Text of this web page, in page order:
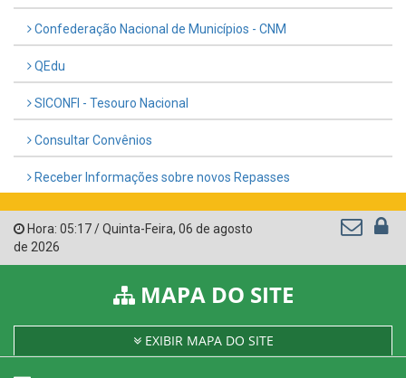
Confederação Nacional de Municípios - CNM
QEdu
SICONFI - Tesouro Nacional
Consultar Convênios
Receber Informações sobre novos Repasses
Hora: 05:17 /Quinta-Feira 06 de agosto
de 2026
MAPA DO SITE
EXIBIR MAPA DO SITE